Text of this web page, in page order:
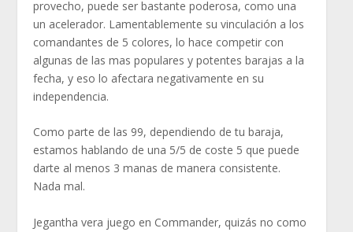
provecho, puede ser bastante poderosa, como una
un acelerador. Lamentablemente su vinculación a los
comandantes de 5 colores, lo hace competir con
algunas de las mas populares y potentes barajas a la
fecha, y eso lo afectara negativamente en su
independencia.
Como parte de las 99, dependiendo de tu baraja,
estamos hablando de una 5/5 de coste 5 que puede
darte al menos 3 manas de manera consistente.
Nada mal.
Jegantha vera juego en Commander, quizás no como